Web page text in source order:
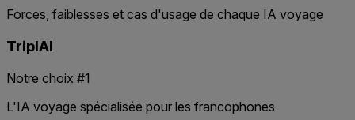
Forces, faiblesses et cas d'usage de chaque IA voyage
TriplAI
Notre choix #1
L'IA voyage spécialisée pour les francophones